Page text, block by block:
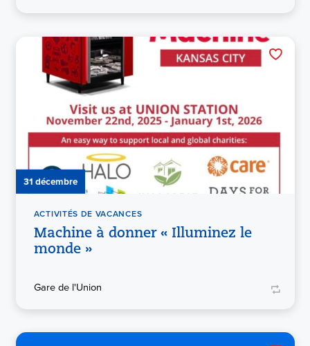
31 décembre
ACTIVITÉS DE VACANCES
Machine à donner « Illuminez le
monde »
Gare de l'Union